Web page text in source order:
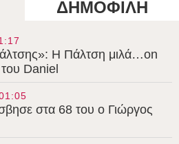
ΔΗΜΟΦΙΛΗ
Η Πάλτση μιλά…on
Daniel
στα 68 του ο Γιώργος